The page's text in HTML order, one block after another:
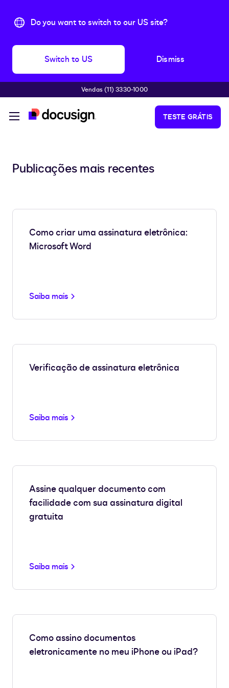
Do you want to switch to our US site?
Switch to US Dismiss
Pular para o conteúdo principal
Vendas (11) 3330-1000
TESTE GRÁTIS
Publicações mais recentes
Como criar uma assinatura eletrônica:
Microsoft Word
Saiba mais
Verificação de assinatura eletrônica
Saiba mais
Assine qualquer documento com
facilidade com sua assinatura digital
gratuita
Saiba mais
Como assino documentos
eletronicamente no meu iPhone ou iPad?